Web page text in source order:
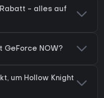
Rabatt - alles auf
GeForce NOW?
um Hollow Knight